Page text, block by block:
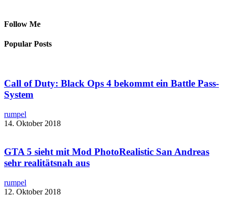
Follow Me
Popular Posts
Call of Duty: Black Ops 4 bekommt ein Battle Pass-
System
rumpel
14. Oktober 2018
GTA 5 sieht mit ​Mod PhotoRealistic San Andreas
sehr realitätsnah aus
rumpel
12. Oktober 2018